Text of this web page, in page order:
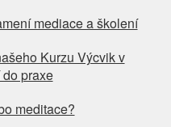
mediace a školení
Kurzu Výcvik v
praxe
meditace?